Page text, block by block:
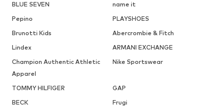
BLUE SEVEN
name it
Pepino
PLAYSHOES
Brunotti Kids
Abercrombie & Fitch
Lindex
ARMANI EXCHANGE
Champion Authentic Athletic
Apparel
Nike Sportswear
TOMMY HILFIGER
GAP
BECK
Frugi